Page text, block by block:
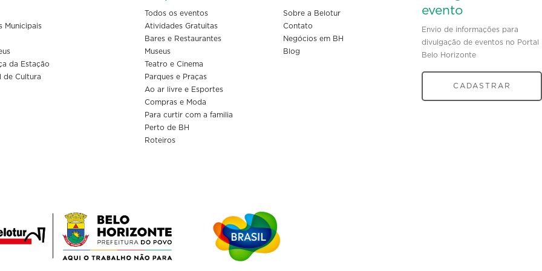
Municipais
da Estação
de Cultura
Todos os eventos
Atividades Gratuitas
Bares e Restaurantes
Museus
Teatro e Cinema
Parques e Praças
Ao ar livre e Esportes
Compras e Moda
Para curtir com a familia
Perto de BH
Roteiros
Sobre a Belotur
Contato
Negócios em BH
Blog
evento
Envio de informações para
divulgação de eventos no Portal
Belo Horizonte
CADASTRAR